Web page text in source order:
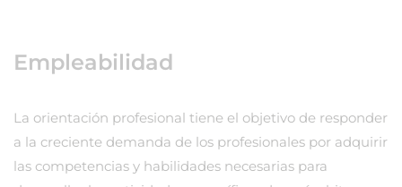
Empleabilidad
La orientación profesional tiene el objetivo de responder
a la creciente demanda de los profesionales por adquirir
las competencias y habilidades necesarias para